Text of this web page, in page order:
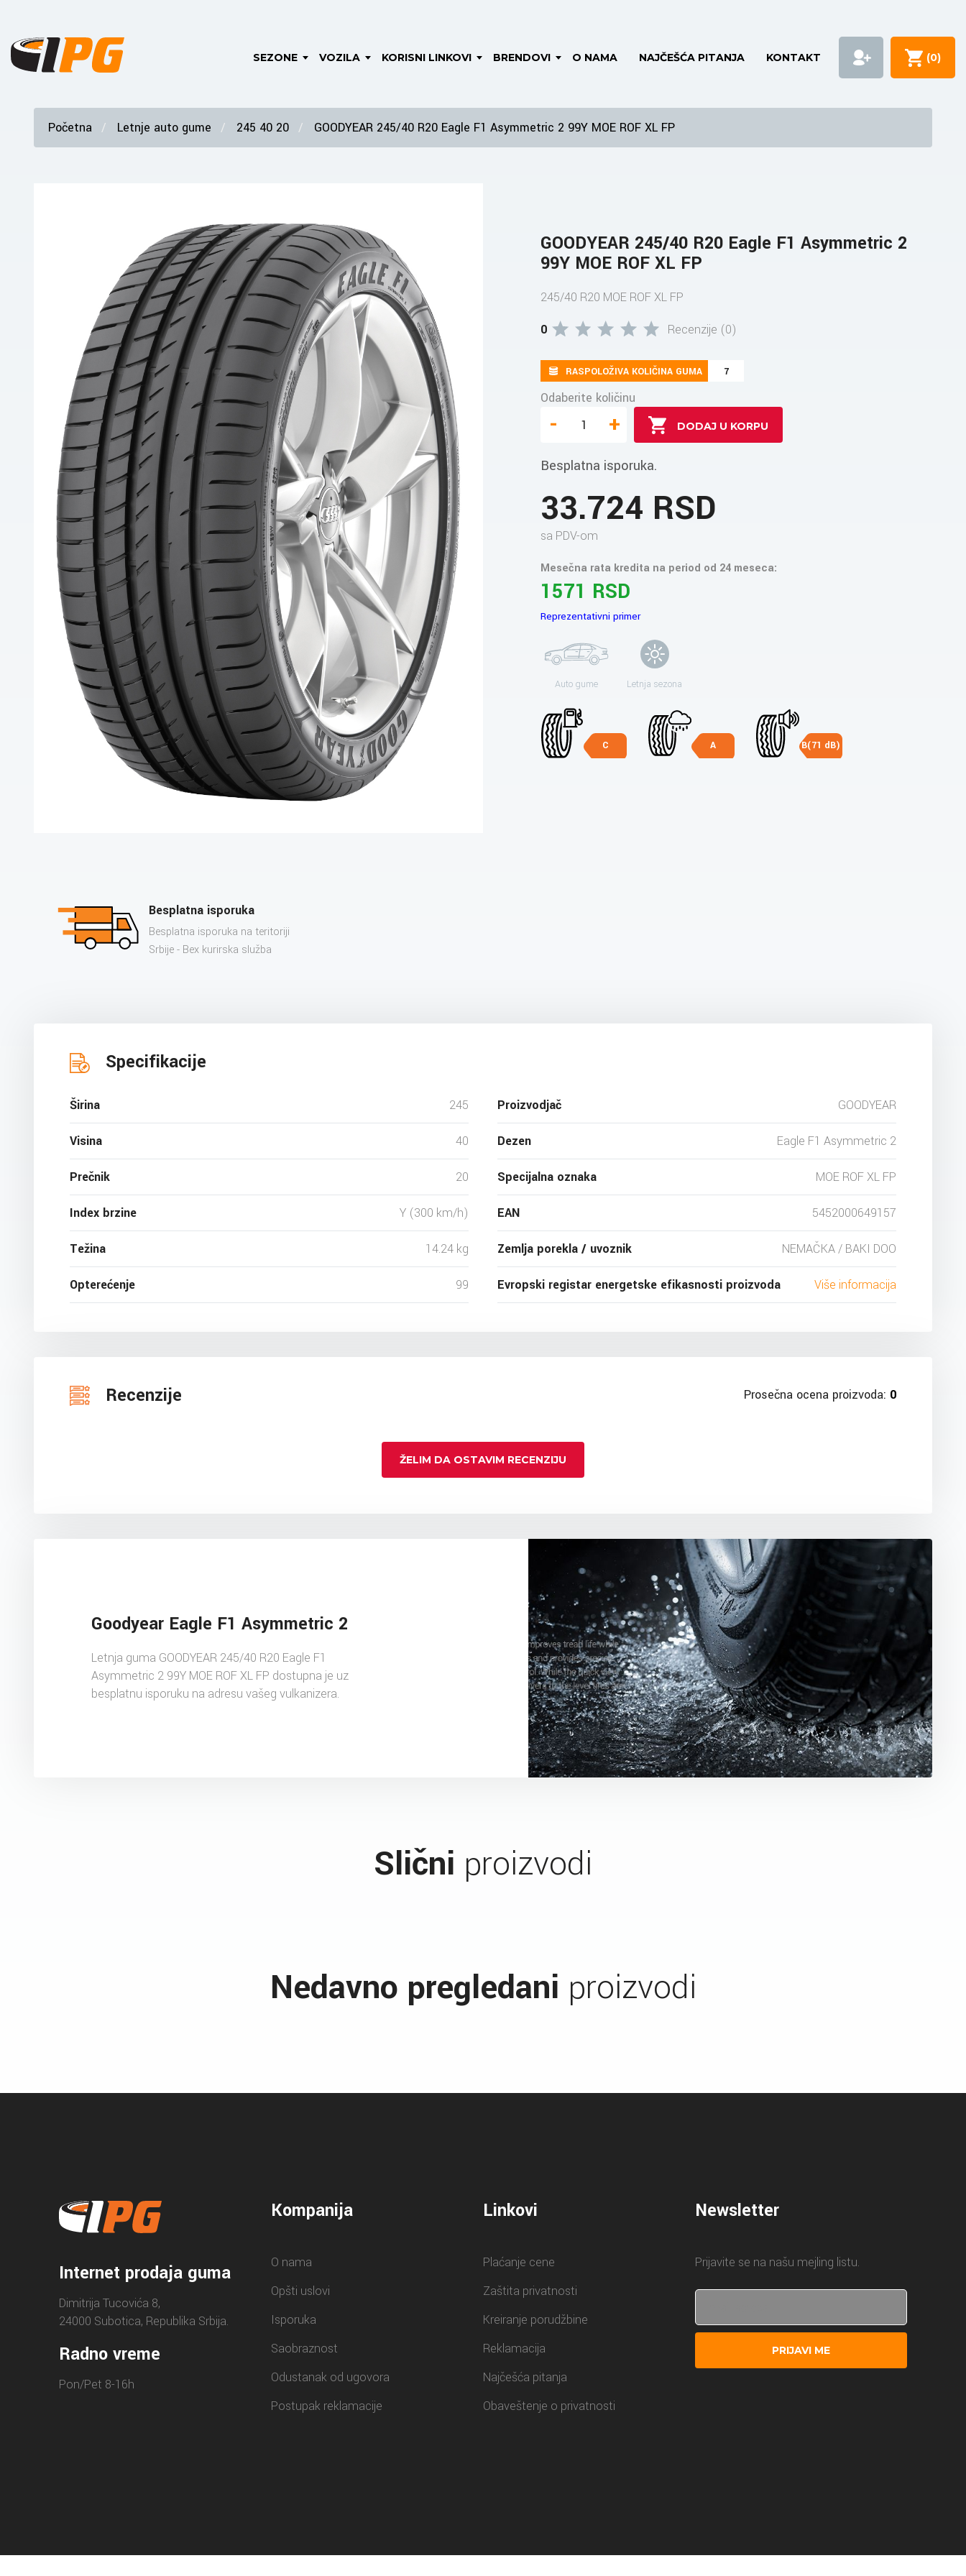
SEZONE VOZILA KORISNI LINKOVI BRENDOVI O NAMA NAJČEŠĆA PITANJA KONTAKT (0)
Početna Letnje auto gume 245 40 20 GOODYEAR 245/40 R20 Eagle F1 Asymmetric 2 99Y MOE ROF XL FP
GOODYEAR 245/40 R20 Eagle F1 Asymmetric 2
99Y MOE ROF XL FP
245/40 R20 MOE ROF XL FP
0
Recenzije (0)
RASPOLOŽIVA KOLIČINA GUMA 7
Odaberite količinu
- +
Besplatna isporuka.
33.724 RSD
sa PDV-om
Mesečna rata kredita na period od 24 meseca:
1571 RSD
Reprezentativni primer
Auto gume Letnja sezona
C A B(71 dB)
Besplatna isporuka
Besplatna isporuka na teritoriji
Srbije - Bex kurirska služba
Specifikacije
Širina 245
Visina 40
Prečnik 20
Index brzine Y (300 km/h)
Težina 14.24 kg
Opterećenje 99
Proizvodjač GOODYEAR
Dezen Eagle F1 Asymmetric 2
Specijalna oznaka MOE ROF XL FP
EAN 5452000649157
Zemlja porekla / uvoznik NEMAČKA / BAKI DOO
Evropski registar energetske efikasnosti proizvoda Više informacija
Recenzije Prosečna ocena proizvoda: 0
ŽELIM DA OSTAVIM RECENZIJU
Goodyear Eagle F1 Asymmetric 2
Letnja guma GOODYEAR 245/40 R20 Eagle F1
Asymmetric 2 99Y MOE ROF XL FP dostupna je uz
besplatnu isporuku na adresu vašeg vulkanizera.
Slični proizvodi
Nedavno pregledani proizvodi
Internet prodaja guma
Dimitrija Tucovića 8,
24000 Subotica, Republika Srbija.
Radno vreme
Pon/Pet 8-16h
Kompanija
O nama
Opšti uslovi
Isporuka
Saobraznost
Odustanak od ugovora
Postupak reklamacije
Linkovi
Plaćanje cene
Zaštita privatnosti
Kreiranje porudžbine
Reklamacija
Najčešća pitanja
Obaveštenje o privatnosti
Newsletter
Prijavite se na našu mejling listu.
PRIJAVI ME